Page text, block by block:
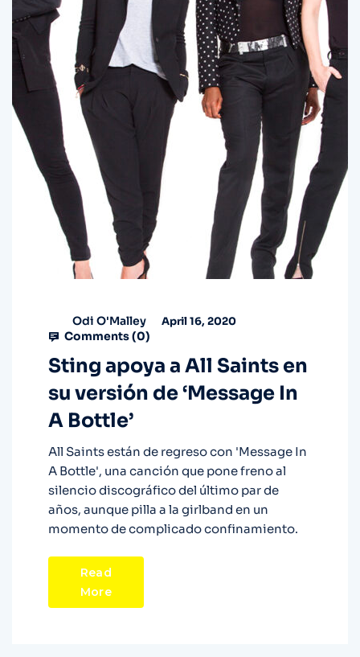
Odi O'Malley April 16, 2020
Comments (0)
Sting apoya a All Saints en
su versión de ‘Message In
A Bottle’
All Saints están de regreso con 'Message In
A Bottle', una canción que pone freno al
silencio discográfico del último par de
años, aunque pilla a la girlband en un
momento de complicado confinamiento.
Read
More